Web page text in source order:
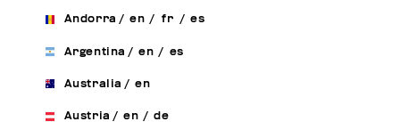
Andorra / en / fr / es
Argentina / en / es
Australia / en
Austria / en / de